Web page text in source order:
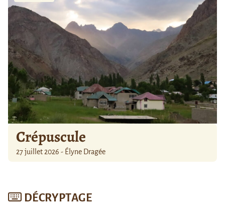
Crépuscule
27 juillet 2026 - Élyne Dragée
DÉCRYPTAGE